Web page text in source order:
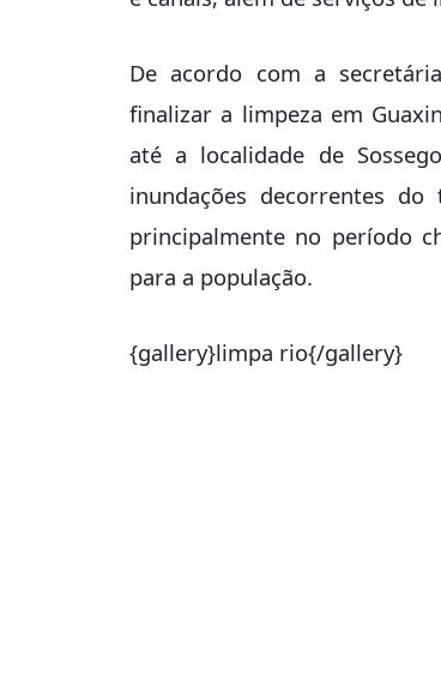
De acordo com a
finalizar a limpeza em
até a localidade de
inundações decorrentes
principalmente no período
para a população.
{gallery}limpa rio{/gallery}